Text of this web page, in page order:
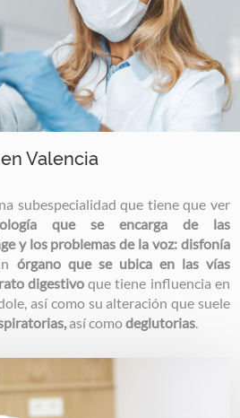
Valencia
subespecialidad que tiene que ver
que se encarga de las
y los problemas de la voz: disfonía
órgano que se ubica en las vías
digestivo que tiene influencia en
así como su alteración que suele
así comodeglutorias.